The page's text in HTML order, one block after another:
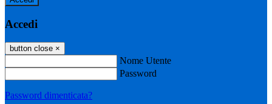
Accedi
button close ×
Nome Utente
Password
Password dimenticata?